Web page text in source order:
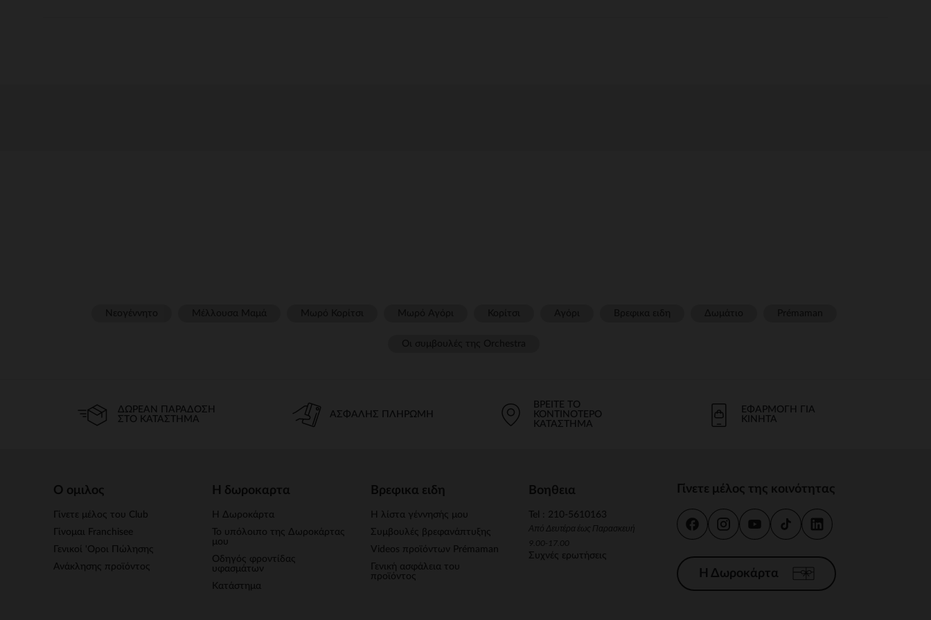
ΔΩΡΕΆΝ ΠΑΡΆΔΟΣΗ
ΣΤΟ ΚΑΤΆΣΤΗΜΑ
ΑΣΦΑΛΉΣ ΠΛΗΡΩΜΉ
ΒΡΕΊΤΕ ΤΟ
ΚΟΝΤΙΝΌΤΕΡΟ
ΚΑΤΆΣΤΗΜΑ
ΕΦΑΡΜΟΓΉ ΓΙΑ
ΚΙΝΗΤΆ
Ο ομιλος
Γίνετε μέλος του Club
Γίνομαι Franchisee
Γενικοί 'Οροι Πώλησης
Ανάκλησης προϊόντος
Η δωροκαρτα
Η Δωροκάρτα
Το υπόλοιπο της Δωροκάρτας
μου
Οδηγός φροντίδας
υφασμάτων
Κατάστημα
Βρεφικα ειδη
Η λίστα γέννησής μου
Συμβουλές βρεφανάπτυξης
Videos προϊόντων Prémaman
Γενική ασφάλεια του
προϊόντος
Βοηθεια
Tel : 210-5610163
Από Δευτέρα έως Παρασκευή
9.00-17.00
Συχνές ερωτήσεις
Γίνετε μέλος της κοινότητας
Η Δωροκάρτα